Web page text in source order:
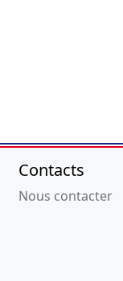
Contacts
Nous contacter